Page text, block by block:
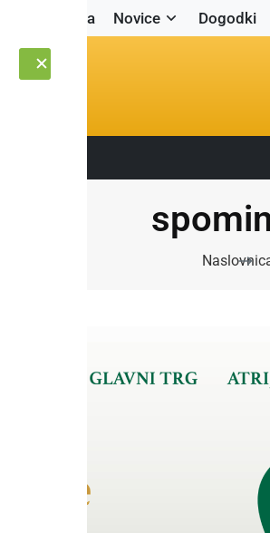
Naslovnica Novice Dogodki